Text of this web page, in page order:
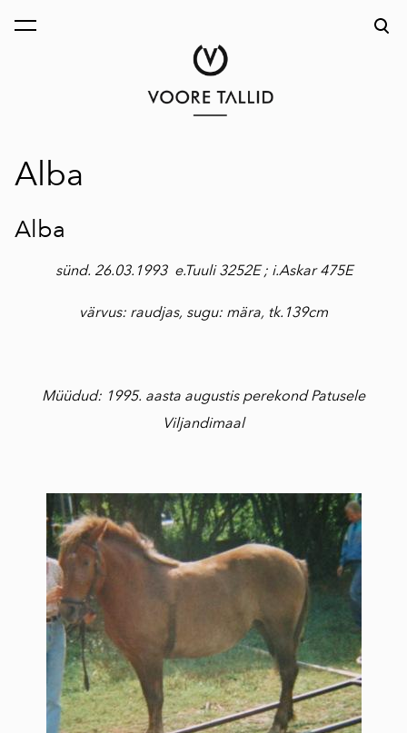
lisati ostukorvi.
Alba
Alba
sünd. 26.03.1993 e.Tuuli 3252E ; i.Askar 475E
värvus: raudjas, sugu: mära, tk.139cm
Müüdud: 1995. aasta augustis perekond Patusele
Viljandimaal